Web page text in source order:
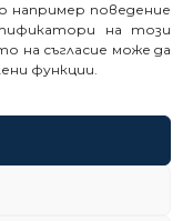
например поведение
на този
на съгласие може да
функции.